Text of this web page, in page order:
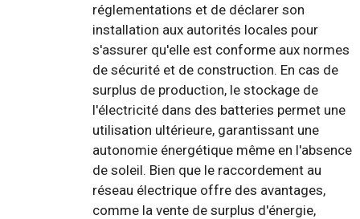
réglementations et de déclarer son
installation aux autorités locales pour
s'assurer qu'elle est conforme aux normes
de sécurité et de construction. En cas de
surplus de production, le stockage de
l'électricité dans des batteries permet une
utilisation ultérieure, garantissant une
autonomie énergétique même en l'absence
de soleil. Bien que le raccordement au
réseau électrique offre des avantages,
comme la vente de surplus d'énergie,